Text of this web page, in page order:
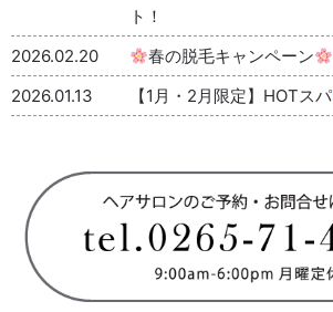
ト！
2026.02.20
春の脱毛キャンペーン
2026.01.13
【1月・2月限定】HOTスパ